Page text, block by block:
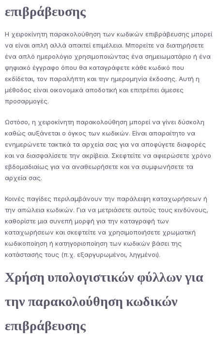
επιβράβευσης
Η χειροκίνητη παρακολούθηση των κωδικών επιβράβευσης μπορεί
να είναι απλή αλλά απαιτεί επιμέλεια. Μπορείτε να διατηρήσετε
ένα απλό ημερολόγιο χρησιμοποιώντας ένα σημειωματάριο ή ένα
ψηφιακό έγγραφο όπου θα καταγράφετε κάθε κωδικό που
εκδίδεται, τον παραλήπτη και την ημερομηνία έκδοσης. Αυτή η
μέθοδος είναι οικονομικά αποδοτική και επιτρέπει άμεσες
προσαρμογές.
Ωστόσο, η χειροκίνητη παρακολούθηση μπορεί να γίνει δύσκολη
καθώς αυξάνεται ο όγκος των κωδικών. Είναι απαραίτητο να
ενημερώνετε τακτικά τα αρχεία σας για να αποφύγετε διαφορές
και να διασφαλίσετε την ακρίβεια. Σκεφτείτε να αφιερώσετε χρόνο
εβδομαδιαίως για να αναθεωρήσετε και να συμφωνήσετε τα
αρχεία σας.
Κοινές παγίδες περιλαμβάνουν την παράλειψη καταχωρήσεων ή
την απώλεια κωδικών. Για να μετριάσετε αυτούς τους κινδύνους,
καθορίστε μια συνεπή μορφή για την καταγραφή των
καταχωρήσεων και σκεφτείτε να χρησιμοποιήσετε χρωματική
κωδικοποίηση ή κατηγοριοποίηση των κωδικών βάσει της
κατάστασής τους (π.χ. εξαργυρωμένοι, ληγμένοι).
Χρήση υπολογιστικών φύλλων για
την παρακολούθηση κωδικών
επιβράβευσης